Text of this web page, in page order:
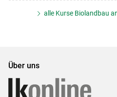
alle Kurse Biolandbau
Über uns